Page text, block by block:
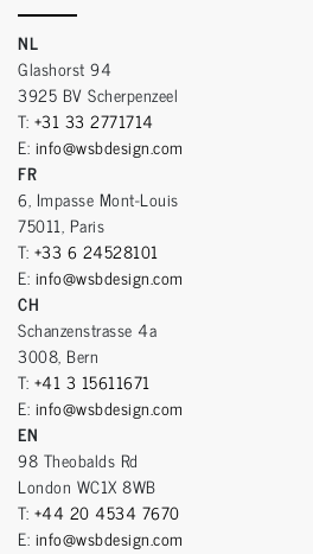
NL
Glashorst 94
3925 BV Scherpenzeel
T: +31 33 2771714
E: info@wsbdesign.com
FR
6, Impasse Mont-Louis
75011, Paris
T: +33 6 24528101
E: info@wsbdesign.com
CH
Schanzenstrasse 4a
3008, Bern
T: +41 3 15611671
E: info@wsbdesign.com
EN
98 Theobalds Rd
London WC1X 8WB
T: +44 20 4534 7670
E: info@wsbdesign.com